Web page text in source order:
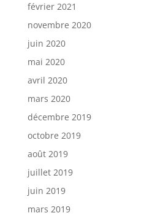
février 2021
novembre 2020
juin 2020
mai 2020
avril 2020
mars 2020
décembre 2019
octobre 2019
août 2019
juillet 2019
juin 2019
mars 2019